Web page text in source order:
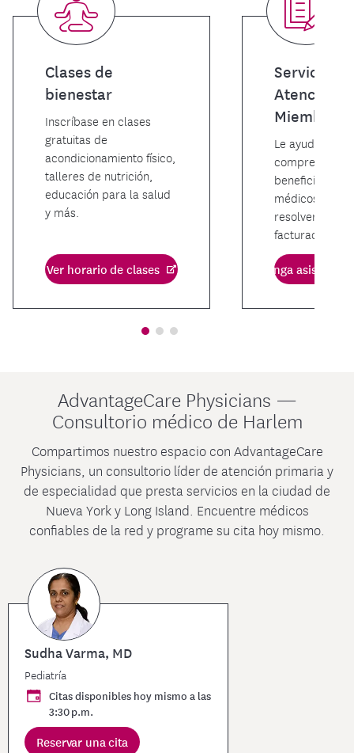
Clases de
bienestar
Inscríbase en clases
gratuitas de
acondicionamiento físico,
talleres de nutrición,
educación para la salud
y más.
Ver horario de clases
Servicio de
Atención a
Miembros
Le
comprender
beneficios,
médicos de la
resolver
facturación.
Obtenga
AdvantageCare Physicians —
Consultorio médico de Harlem
Compartimos nuestro espacio con AdvantageCare
Physicians, un consultorio líder de atención primaria y
de especialidad que presta servicios en la ciudad de
Nueva York y Long Island. Encuentre médicos
confiables de la red y programe su cita hoy mismo.
Sudha Varma, MD
Pediatría
Citas disponibles hoy mismo a las
3:30 p.m.
Reservar una cita